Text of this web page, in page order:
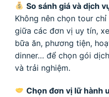
So sánh giá và dịch
Không nên chọn tour
giữa các đơn vị uy tín,
bữa ăn, phương tiện,
dinner… để chọn gói
và trải nghiệm.
Chọn đơn vị lữ hành